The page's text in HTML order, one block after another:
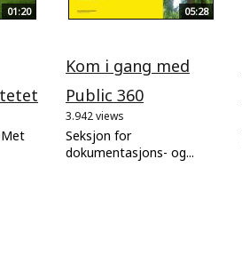
01:20 05:28
Kom i gang med
Public 360
3.942 views
Seksjon for
dokumentasjons- og...